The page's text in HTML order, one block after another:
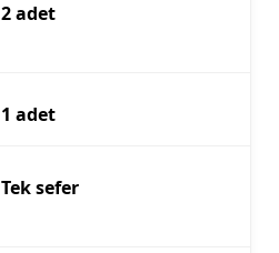
2 adet
1 adet
Tek sefer